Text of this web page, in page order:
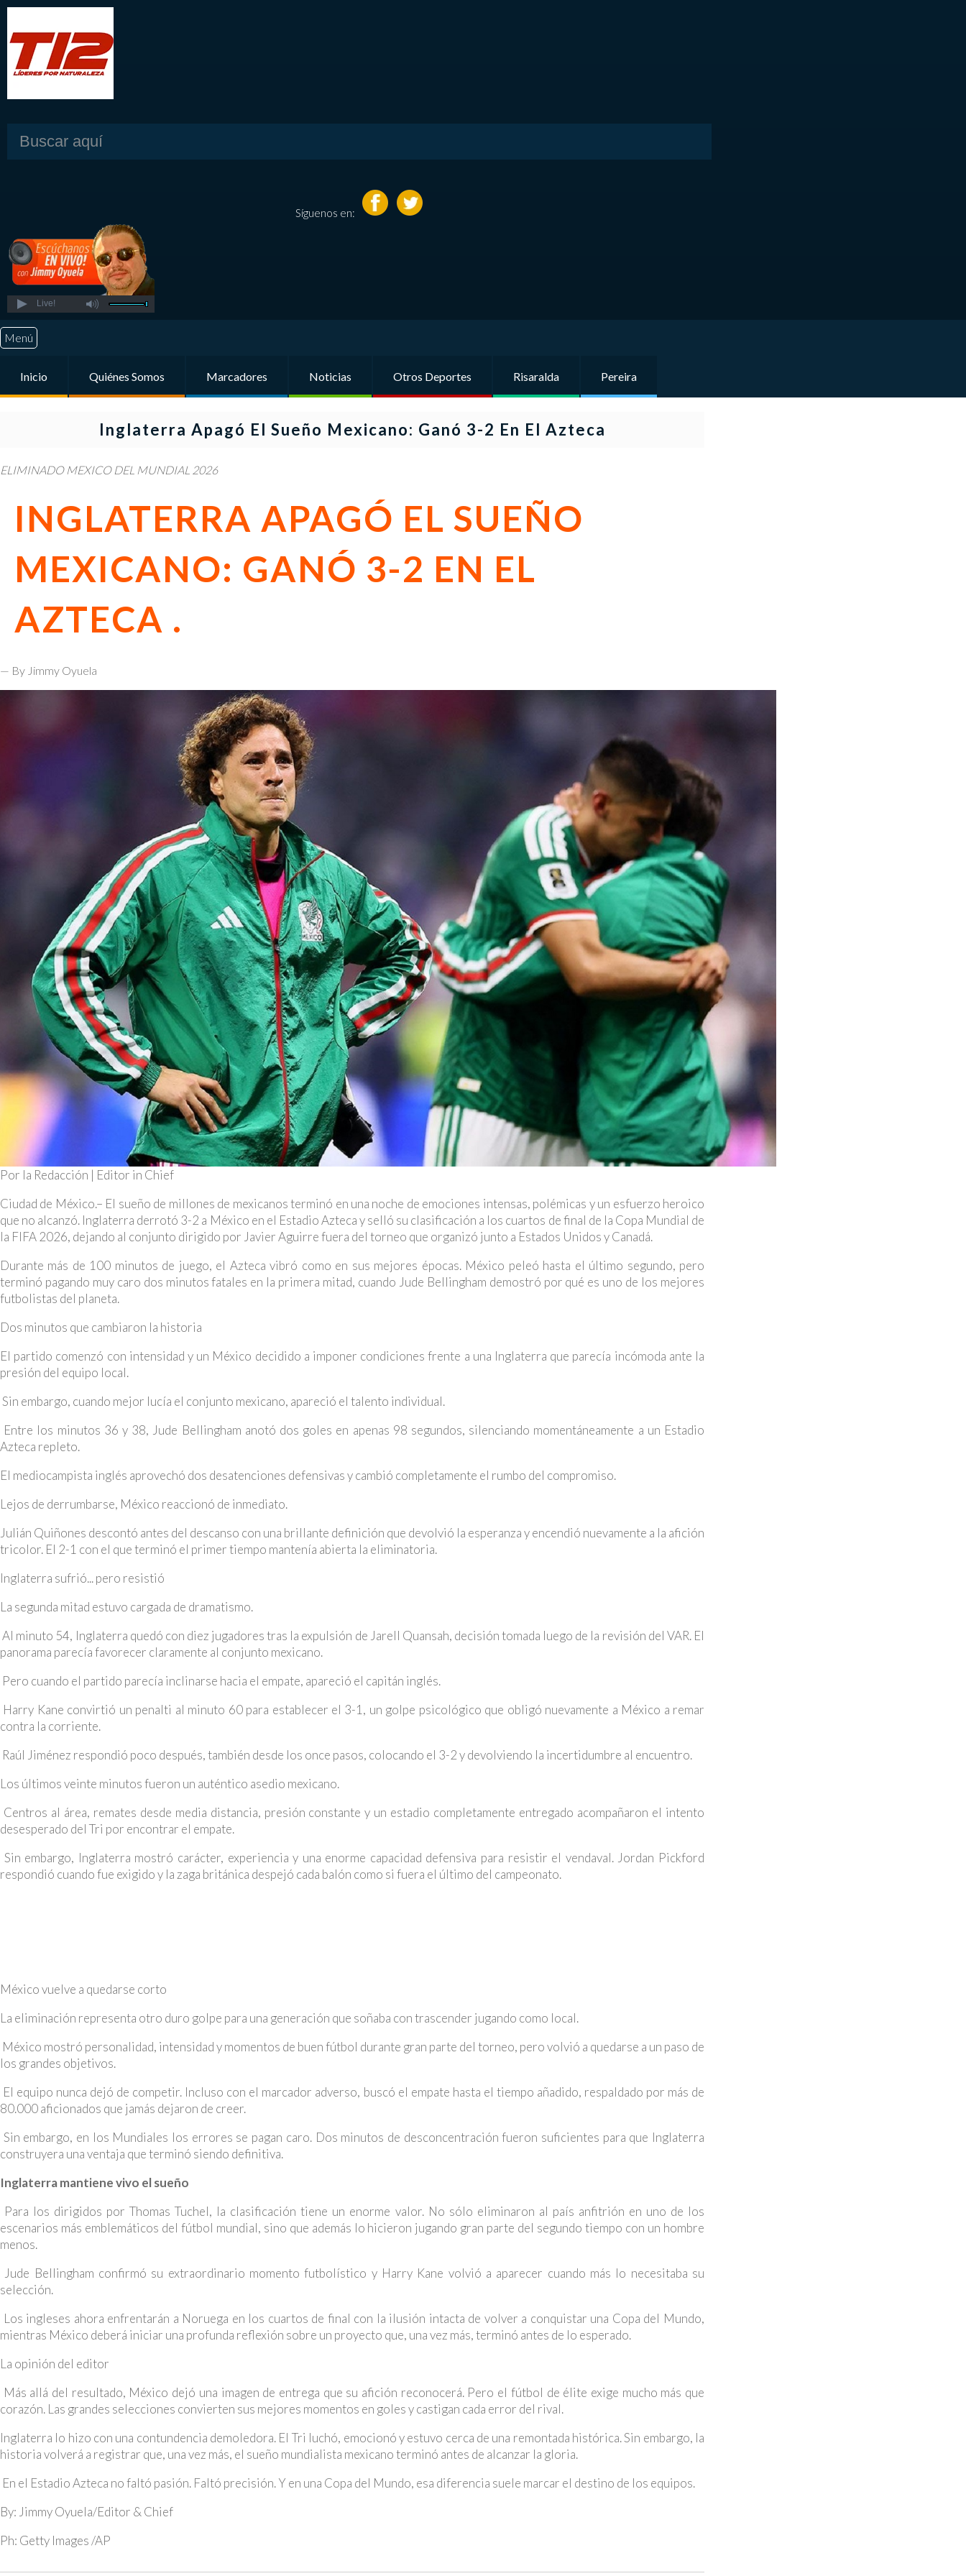
Síguenos en:
Live!
Menú
Inicio Quiénes Somos Marcadores Noticias Otros Deportes Risaralda Pereira
Inglaterra Apagó El Sueño Mexicano: Ganó 3-2 En El Azteca
ELIMINADO MEXICO DEL MUNDIAL 2026
INGLATERRA APAGÓ EL SUEÑO
MEXICANO: GANÓ 3-2 EN EL
AZTECA .
— By Jimmy Oyuela
Por la Redacción | Editor in Chief
Ciudad de México.– El sueño de millones de mexicanos terminó en una noche de emociones intensas, polémicas y un esfuerzo heroico
que no alcanzó. Inglaterra derrotó 3-2 a México en el Estadio Azteca y selló su clasificación a los cuartos de final de la Copa Mundial de
la FIFA 2026, dejando al conjunto dirigido por Javier Aguirre fuera del torneo que organizó junto a Estados Unidos y Canadá.
Durante más de 100 minutos de juego, el Azteca vibró como en sus mejores épocas. México peleó hasta el último segundo, pero
terminó pagando muy caro dos minutos fatales en la primera mitad, cuando Jude Bellingham demostró por qué es uno de los mejores
futbolistas del planeta.
Dos minutos que cambiaron la historia
El partido comenzó con intensidad y un México decidido a imponer condiciones frente a una Inglaterra que parecía incómoda ante la
presión del equipo local.
Sin embargo, cuando mejor lucía el conjunto mexicano, apareció el talento individual.
Entre los minutos 36 y 38, Jude Bellingham anotó dos goles en apenas 98 segundos, silenciando momentáneamente a un Estadio
Azteca repleto.
El mediocampista inglés aprovechó dos desatenciones defensivas y cambió completamente el rumbo del compromiso.
Lejos de derrumbarse, México reaccionó de inmediato.
Julián Quiñones descontó antes del descanso con una brillante definición que devolvió la esperanza y encendió nuevamente a la afición
tricolor. El 2-1 con el que terminó el primer tiempo mantenía abierta la eliminatoria.
Inglaterra sufrió... pero resistió
La segunda mitad estuvo cargada de dramatismo.
Al minuto 54, Inglaterra quedó con diez jugadores tras la expulsión de Jarell Quansah, decisión tomada luego de la revisión del VAR. El
panorama parecía favorecer claramente al conjunto mexicano.
Pero cuando el partido parecía inclinarse hacia el empate, apareció el capitán inglés.
Harry Kane convirtió un penalti al minuto 60 para establecer el 3-1, un golpe psicológico que obligó nuevamente a México a remar
contra la corriente.
Raúl Jiménez respondió poco después, también desde los once pasos, colocando el 3-2 y devolviendo la incertidumbre al encuentro.
Los últimos veinte minutos fueron un auténtico asedio mexicano.
Centros al área, remates desde media distancia, presión constante y un estadio completamente entregado acompañaron el intento
desesperado del Tri por encontrar el empate.
Sin embargo, Inglaterra mostró carácter, experiencia y una enorme capacidad defensiva para resistir el vendaval. Jordan Pickford
respondió cuando fue exigido y la zaga británica despejó cada balón como si fuera el último del campeonato.
México vuelve a quedarse corto
La eliminación representa otro duro golpe para una generación que soñaba con trascender jugando como local.
México mostró personalidad, intensidad y momentos de buen fútbol durante gran parte del torneo, pero volvió a quedarse a un paso de
los grandes objetivos.
El equipo nunca dejó de competir. Incluso con el marcador adverso, buscó el empate hasta el tiempo añadido, respaldado por más de
80.000 aficionados que jamás dejaron de creer.
Sin embargo, en los Mundiales los errores se pagan caro. Dos minutos de desconcentración fueron suficientes para que Inglaterra
construyera una ventaja que terminó siendo definitiva.
Inglaterra mantiene vivo el sueño
Para los dirigidos por Thomas Tuchel, la clasificación tiene un enorme valor. No sólo eliminaron al país anfitrión en uno de los
escenarios más emblemáticos del fútbol mundial, sino que además lo hicieron jugando gran parte del segundo tiempo con un hombre
menos.
Jude Bellingham confirmó su extraordinario momento futbolístico y Harry Kane volvió a aparecer cuando más lo necesitaba su
selección.
Los ingleses ahora enfrentarán a Noruega en los cuartos de final con la ilusión intacta de volver a conquistar una Copa del Mundo,
mientras México deberá iniciar una profunda reflexión sobre un proyecto que, una vez más, terminó antes de lo esperado.
La opinión del editor
Más allá del resultado, México dejó una imagen de entrega que su afición reconocerá. Pero el fútbol de élite exige mucho más que
corazón. Las grandes selecciones convierten sus mejores momentos en goles y castigan cada error del rival.
Inglaterra lo hizo con una contundencia demoledora. El Tri luchó, emocionó y estuvo cerca de una remontada histórica. Sin embargo, la
historia volverá a registrar que, una vez más, el sueño mundialista mexicano terminó antes de alcanzar la gloria.
En el Estadio Azteca no faltó pasión. Faltó precisión. Y en una Copa del Mundo, esa diferencia suele marcar el destino de los equipos.
By: Jimmy Oyuela/Editor & Chief
Ph: Getty Images /AP